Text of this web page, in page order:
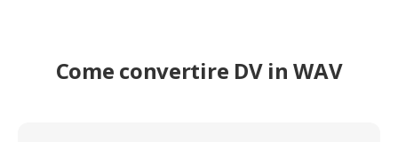
Come convertire DV in WAV